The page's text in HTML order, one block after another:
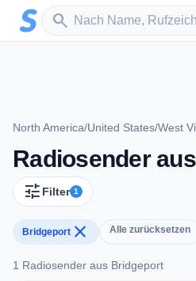
Zum Hauptinhalt springen
search
Sender suchen
North America/United States/West
Radiosender
tune Filter 1
Bridgeport close Alle zurücksetzen
1 Radiosender aus Bridgeport